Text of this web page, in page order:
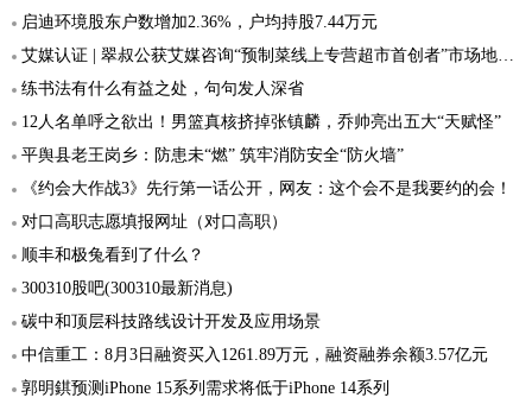
启迪环境股东户数增加2.36%，户均持股7.44万元
艾媒认证 | 翠叔公获艾媒咨询“预制菜线上专营超市首创者”市场地位声明
练书法有什么有益之处，句句发人深省
12人名单呼之欲出！男篮真核挤掉张镇麟，乔帅亮出五大“天赋怪”
平舆县老王岗乡：防患未“燃” 筑牢消防安全“防火墙”
《约会大作战3》先行第一话公开，网友：这个会不是我要约的会！
对口高职志愿填报网址（对口高职）
顺丰和极兔看到了什么？
300310股吧(300310最新消息)
碳中和顶层科技路线设计开发及应用场景
中信重工：8月3日融资买入1261.89万元，融资融券余额3.57亿元
郭明錤预测iPhone 15系列需求将低于iPhone 14系列